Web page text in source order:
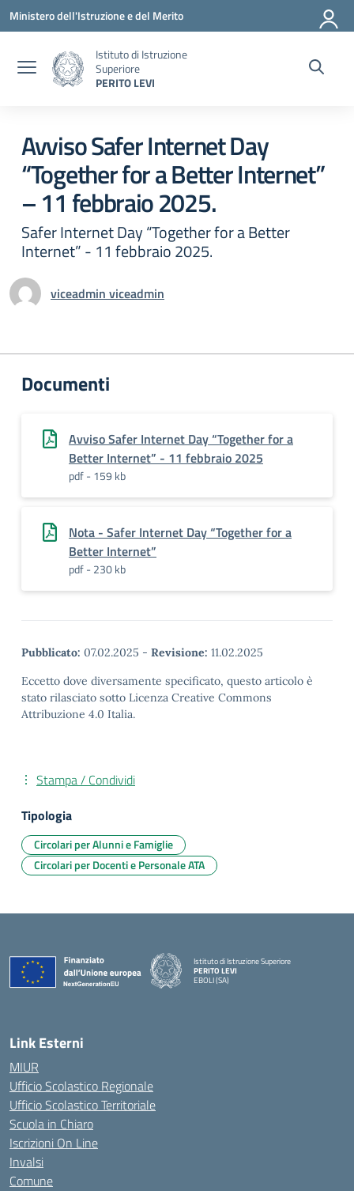
Vai ai contenuti
Vai al menu di navigazione
Vai al footer
Ministero dell'Istruzione e del Merito
Istituto di Istruzione
Superiore
PERITO LEVI
Avviso Safer Internet Day
“Together for a Better Internet”
– 11 febbraio 2025.
Safer Internet Day “Together for a Better
Internet” - 11 febbraio 2025.
viceadmin viceadmin
Documenti
Avviso Safer Internet Day “Together for a
Better Internet” - 11 febbraio 2025
pdf - 159 kb
Nota - Safer Internet Day “Together for a
Better Internet”
pdf - 230 kb
Pubblicato: 07.02.2025 - Revisione: 11.02.2025
Eccetto dove diversamente specificato, questo articolo è
stato rilasciato sotto Licenza Creative Commons
Attribuzione 4.0 Italia.
Stampa / Condividi
Tipologia
Circolari per Alunni e Famiglie
Circolari per Docenti e Personale ATA
Istituto di Istruzione Superiore
PERITO LEVI
EBOLI (SA)
Link Esterni
MIUR
Ufficio Scolastico Regionale
Ufficio Scolastico Territoriale
Scuola in Chiaro
Iscrizioni On Line
Invalsi
Comune